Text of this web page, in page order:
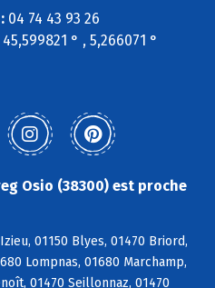
04 74 43 93 26
° , 5,266071 °
Osio (38300) est proche
01150 Blyes, 01470 Briord,
Lompnas, 01680 Marchamp,
01470 Seillonnaz, 01470